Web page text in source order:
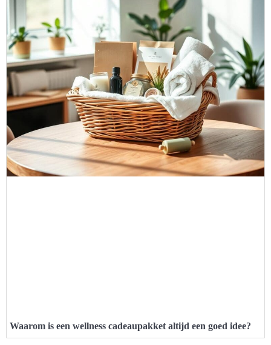
Waarom is een wellness cadeaupakket altijd een goed idee?